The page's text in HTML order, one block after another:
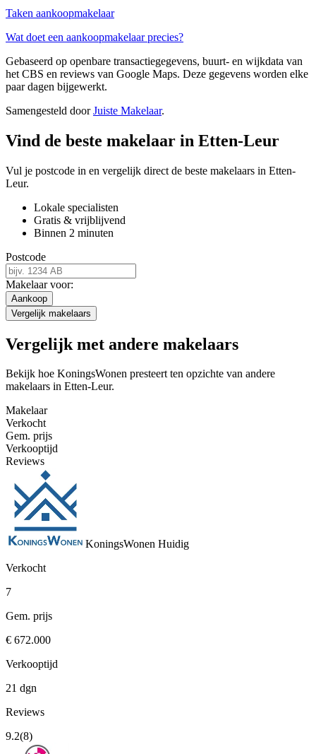
Taken aankoopmakelaar
Wat doet een aankoopmakelaar precies?
Gebaseerd op openbare transactiegegevens, buurt- en wijkdata van
het CBS en reviews van Google Maps. Deze gegevens worden elke
paar dagen bijgewerkt.
Samengesteld doorJuiste Makelaar.
Vind de beste makelaar in Etten-Leur
Vul je postcode in en vergelijk direct de beste makelaars in Etten-
Leur.
Lokale specialisten
Gratis & vrijblijvend
Binnen 2 minuten
Postcode
Makelaar voor:
Aankoop
Vergelijk makelaars
Vergelijk met andere makelaars
Bekijk hoe KoningsWonen presteert ten opzichte van andere
makelaars in Etten-Leur.
Makelaar
Verkocht
Gem. prijs
Verkooptijd
Reviews
KoningsWonen Huidig
Verkocht
7
Gem. prijs
€ 672.000
Verkooptijd
21 dgn
Reviews
9.2(8)